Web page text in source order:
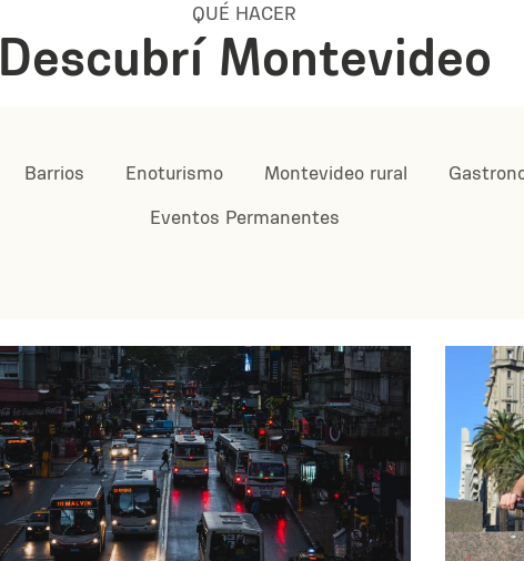
QUÉ HACER
Descubrí Montevideo
Barrios Enoturismo Montevideo rural
Eventos Permanentes